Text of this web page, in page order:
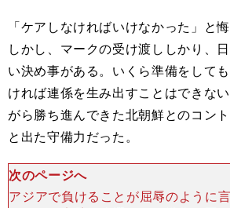
「ケアしなければいけなかった」と
しかし、マークの受け渡ししかり、
い決め事がある。いくら準備をして
ければ連係を生み出すことはできな
がら勝ち進んできた北朝鮮とのコン
と出た守備力だった。
次のページへ
アジアで負けることが屈辱のように